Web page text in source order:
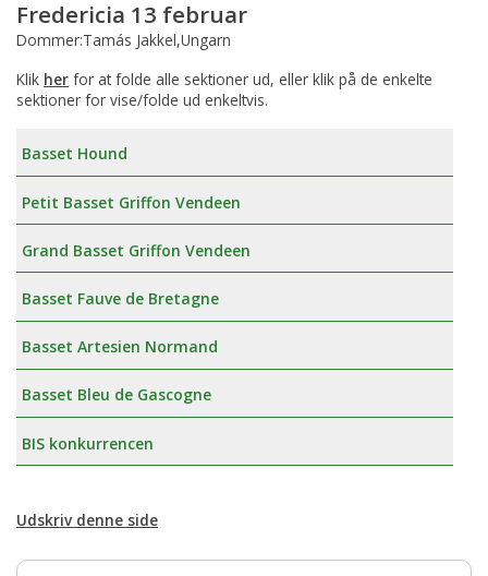
Fredericia 13 februar
Dommer:Tamás Jakkel,Ungarn
Klik her for at folde alle sektioner ud, eller klik på de enkelte
sektioner for vise/folde ud enkeltvis.
Basset Hound
Petit Basset Griffon Vendeen
Grand Basset Griffon Vendeen
Basset Fauve de Bretagne
Basset Artesien Normand
Basset Bleu de Gascogne
BIS konkurrencen
Udskriv denne side